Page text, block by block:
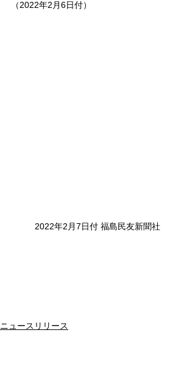
（2022年2月6日付）
2022年2月7日付 福島民友新聞社
ニュースリリース